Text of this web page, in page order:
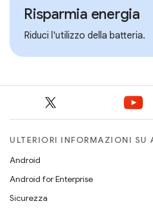
Risparmia energia
Riduci l'utilizzo della batteria.
ULTERIORI INFORMAZIONI SU
Android
Android for Enterprise
Sicurezza